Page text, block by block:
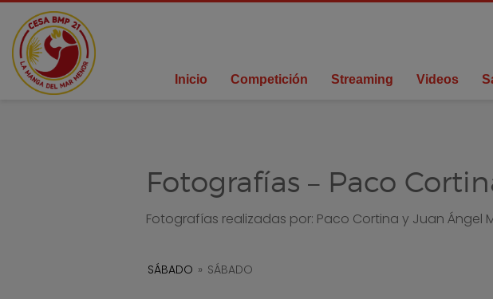
Inicio Competición Streaming Videos
Fotografías – Paco
Fotografías realizadas por: Paco Cortina y Juan Ángel
SÁBADO » SÁBADO